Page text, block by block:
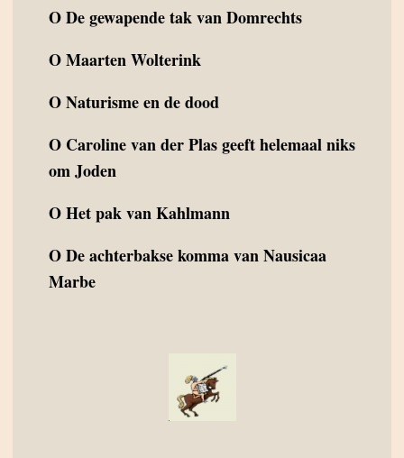
ODe gewapende tak van Domrechts
OMaarten Wolterink
ONaturisme en de dood
O Caroline van der Plas geeft helemaal niks
om Joden
OHet pak van Kahlmann
ODe achterbakse komma van Nausicaa
Marbe